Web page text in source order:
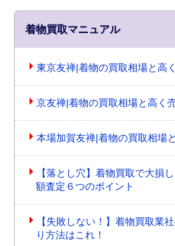
着物買取マニュアル
東京友禅|着物の買取相場と高
京友禅|着物の買取相場と高く
本場加賀友禅|着物の買取相場
【落とし穴】着物買取で大損
額査定６つのポイント
【失敗しない！】着物買取業
り方法はこれ！